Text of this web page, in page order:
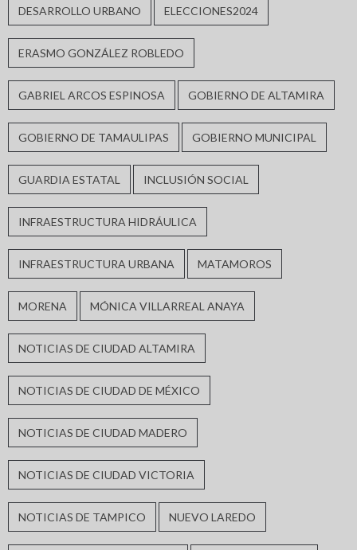
DESARROLLO URBANO ELECCIONES2024
ERASMO GONZÁLEZ ROBLEDO
GABRIEL ARCOS ESPINOSA GOBIERNO DE ALTAMIRA
GOBIERNO DE TAMAULIPAS GOBIERNO MUNICIPAL
GUARDIA ESTATAL INCLUSIÓN SOCIAL
INFRAESTRUCTURA HIDRÁULICA
INFRAESTRUCTURA URBANA MATAMOROS
MORENA MÓNICA VILLARREAL ANAYA
NOTICIAS DE CIUDAD ALTAMIRA
NOTICIAS DE CIUDAD DE MÉXICO
NOTICIAS DE CIUDAD MADERO
NOTICIAS DE CIUDAD VICTORIA
NOTICIAS DE TAMPICO NUEVO LAREDO